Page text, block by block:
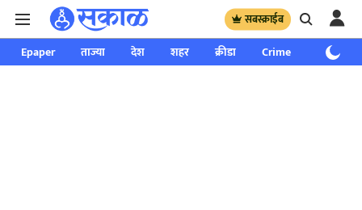
सबस्क्राईब
Epaper ताज्या देश शहर क्रीडा Crime साप्ताहिक